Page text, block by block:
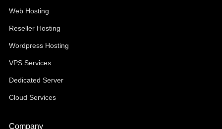
Web Hosting
Reseller Hosting
Wordpress Hosting
VPS Services
Dedicated Server
Cloud Services
Company